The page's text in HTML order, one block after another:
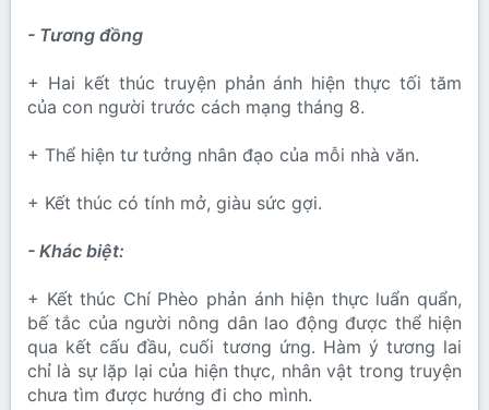
- Tương đồng
+ Hai kết thúc truyện phản ánh hiện thực tối tăm
của con người trước cách mạng tháng 8.
+ Thể hiện tư tưởng nhân đạo của mỗi nhà văn.
+ Kết thúc có tính mở, giàu sức gợi.
- Khác biệt:
+ Kết thúc Chí Phèo phản ánh hiện thực luẩn quẩn,
bế tắc của người nông dân lao động được thể hiện
qua kết cấu đầu, cuối tương ứng. Hàm ý tương lai
chỉ là sự lặp lại của hiện thực, nhân vật trong truyện
chưa tìm được hướng đi cho mình.